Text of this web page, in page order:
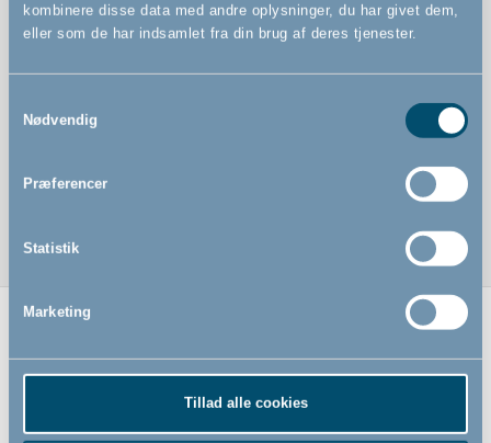
kombinere disse data med andre oplysninger, du har givet dem,
eller som de har indsamlet fra din brug af deres tjenester.
Nødvendig
Præferencer
Statistik
Marketing
Tillad alle cookies